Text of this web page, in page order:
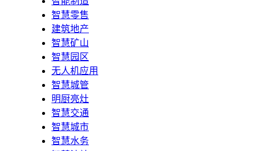
智慧零售
建筑地产
智慧矿山
智慧园区
无人机应用
智慧城管
明厨亮灶
智慧交通
智慧城市
智慧水务